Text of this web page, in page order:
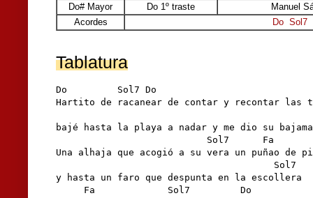
Do# Mayor
Do 1º traste
Manuel
Acordes
Do Sol7
Tablatura
Do         Sol7 Do
Hartito de racanear de contar y recontar las
bajé hasta la playa a nadar y me dio su
Sol7      Fa
Una alhaja que acogió a su vera un puñao de
                                       Sol7
y hasta un faro que despunta en la escollera
     Fa             Sol7         Do